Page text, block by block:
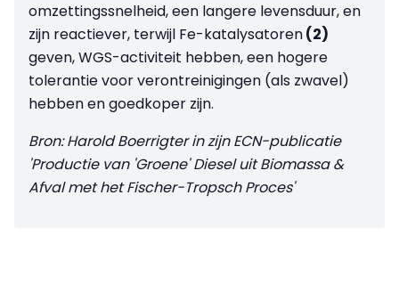
omzettingssnelheid, een langere levensduur, en
zijn reactiever, terwijl Fe-katalysatoren(2)
geven, WGS-activiteit hebben, een hogere
tolerantie voor verontreinigingen (als zwavel)
hebben en goedkoper zijn.
Bron: Harold Boerrigter in zijn ECN-publicatie
'Productie van 'Groene' Diesel uit Biomassa &
Afval met het Fischer-Tropsch Proces'